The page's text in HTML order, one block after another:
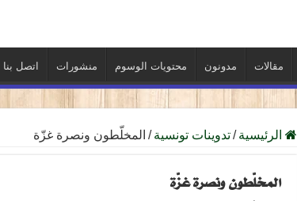
مقالات مدونون محتويات الوسوم منشورات اتصل بنا
الرئيسية / تدوينات تونسية / المخلّطون ونصرة غزّة
المخلّطون ونصرة غزّة